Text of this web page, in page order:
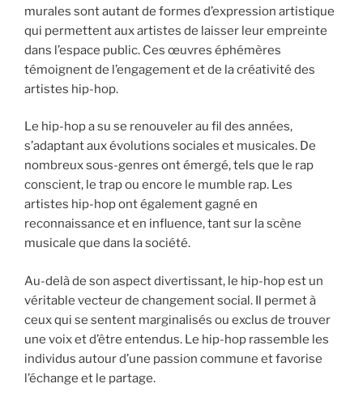
murales sont autant de formes d’expression artistique
qui permettent aux artistes de laisser leur empreinte
dans l’espace public. Ces œuvres éphémères
témoignent de l’engagement et de la créativité des
artistes hip-hop.
Le hip-hop a su se renouveler au fil des années,
s’adaptant aux évolutions sociales et musicales. De
nombreux sous-genres ont émergé, tels que le rap
conscient, le trap ou encore le mumble rap. Les
artistes hip-hop ont également gagné en
reconnaissance et en influence, tant sur la scène
musicale que dans la société.
Au-delà de son aspect divertissant, le hip-hop est un
véritable vecteur de changement social. Il permet à
ceux qui se sentent marginalisés ou exclus de trouver
une voix et d’être entendus. Le hip-hop rassemble les
individus autour d’une passion commune et favorise
l’échange et le partage.